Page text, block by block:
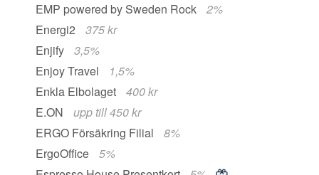
EMP powered by Sweden Rock
2%
Energi2
375 kr
Enjify
3,5%
Enjoy Travel
1,5%
Enkla Elbolaget
400 kr
E.ON
upp till 450 kr
ERGO Försäkring Filial
8%
ErgoOffice
5%